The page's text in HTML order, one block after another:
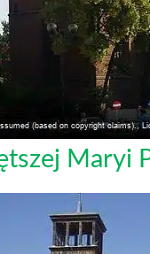
Maryi